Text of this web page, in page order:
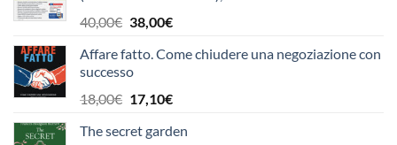
26,00€.24,70€.
unica. Con espansione online. Con software di
simulazione
40,00€ Il
originale
era:
40,00€.
38,00€Il
attuale
38,00€.
Affare fatto. Come chiudere una negoziazione con
successo
18,00€ Il
originale
17,10€Il
attuale
The secret garden